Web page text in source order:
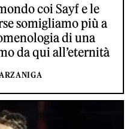
coi Sayf e le
somigliamo più a
di una
da qui all’eternità